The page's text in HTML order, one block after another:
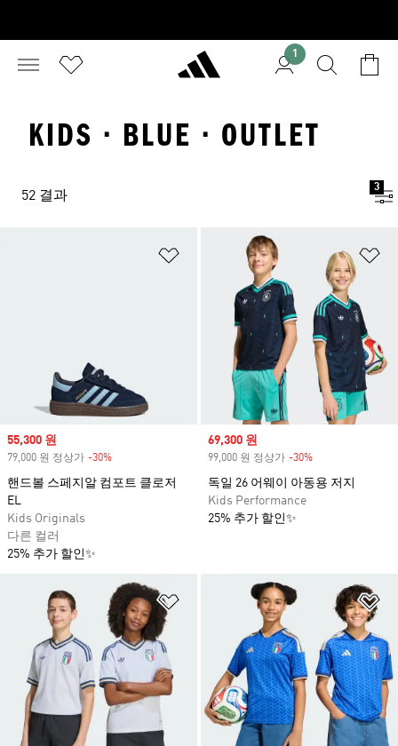
1
KIDS · BLUE · OUTLET
52 결과
3
위시리스트 담기
Sale price
55,300 원
79,000 원 정상가 -30%
핸드볼 스페지알 컴포트 클로저
EL
Kids Originals
다른 컬러
25% 추가 할인✨
Sale price
69,300 원
99,000 원 정상가 -30%
독일 26 어웨이 아동용 저지
Kids Performance
25% 추가 할인✨
위시리스트 담기